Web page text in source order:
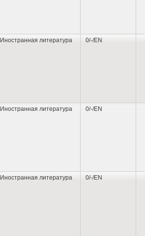
Иностранная литература 0/-/EN
Иностранная литература 0/-/EN
Иностранная литература 0/-/EN